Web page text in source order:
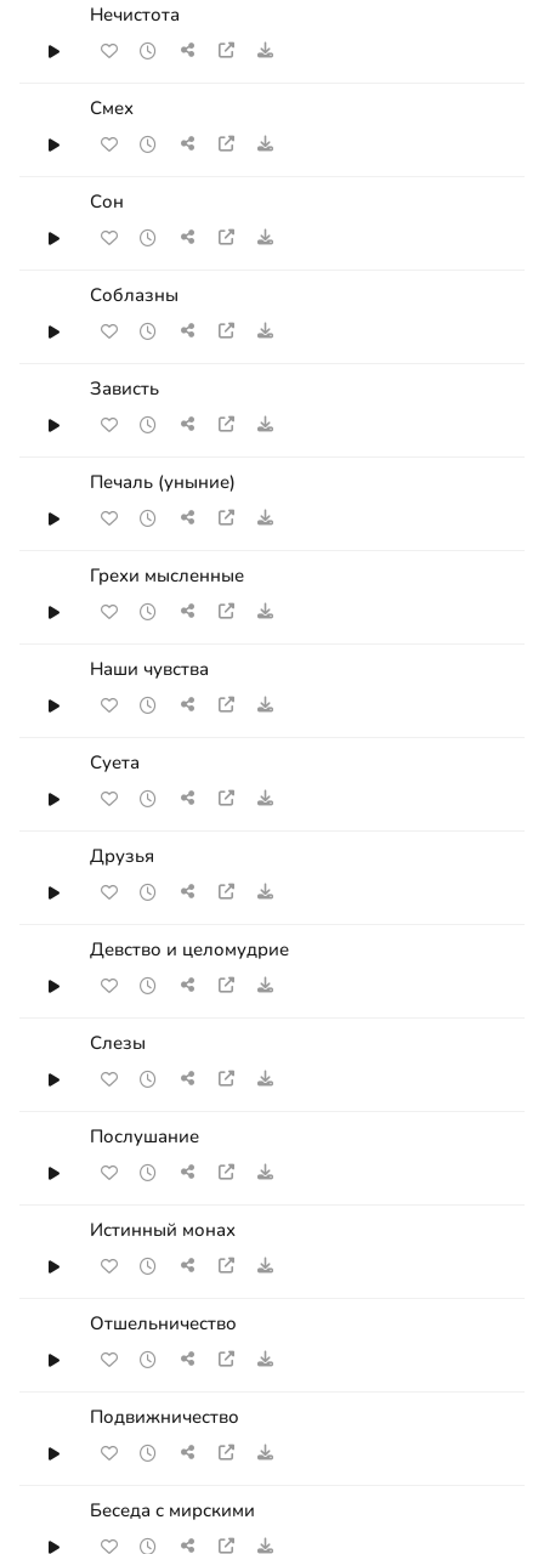
Нечистота
Смех
Сон
Соблазны
Зависть
Печаль (уныние)
Грехи мысленные
Наши чувства
Суета
Друзья
Девство и целомудрие
Слезы
Послушание
Истинный монах
Отшельничество
Подвижничество
Беседа с мирскими